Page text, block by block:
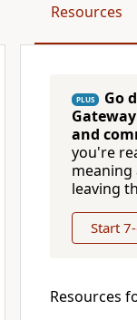
Resources
PLUS Go
and
you're
leaving
Start
Resources